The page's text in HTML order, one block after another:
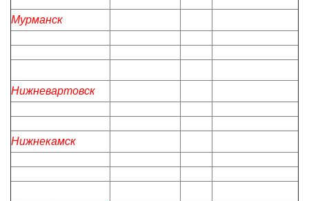
Мурманск
Нижневартовск
Нижнекамск